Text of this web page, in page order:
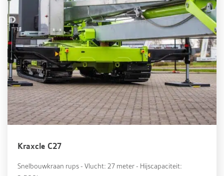
Kraxcle C27
Snelbouwkraan rups - Vlucht: 27 meter - Hijscapaciteit: